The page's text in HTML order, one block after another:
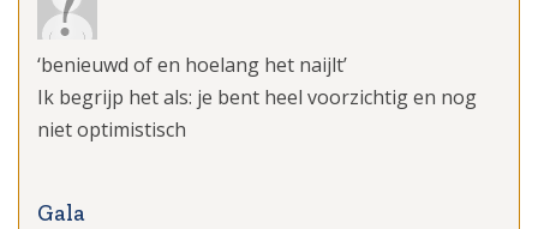
‘benieuwd of en hoelang het naijlt’
Ik begrijp het als: je bent heel voorzichtig en nog
niet optimistisch
Gala